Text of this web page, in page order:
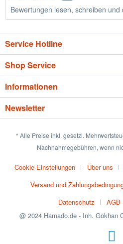
Bewertungen lesen, schreiben und
Service Hotline
Shop Service
Informationen
Newsletter
* Alle Preise inkl. gesetzl.
Nachnahmegebühren, wenn
Cookie-Einstellungen Über uns
Versand und
Datenschutz
AGB
@ 2024 Hamado.de - Inh. Gökhan